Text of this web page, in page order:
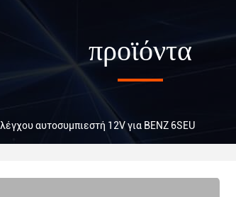
προϊόντα
αυτοσυμπιεστή 12V για BENZ 6SEU